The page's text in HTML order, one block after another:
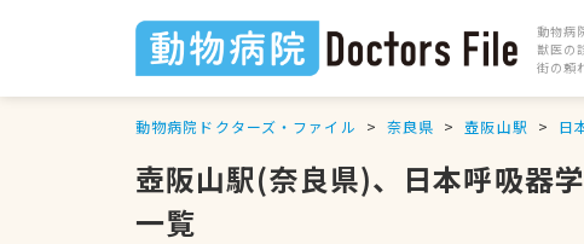
動物病
獣医の
街の頼
動物病院ドクターズ・ファイル 奈良県 壺阪山駅 日
壺阪山駅(奈良県)、日本呼吸器
一覧